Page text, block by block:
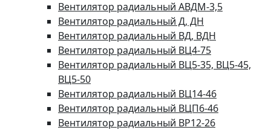
Вентилятор радиальный АВДМ-3,5
Вентилятор радиальный Д, ДН
Вентилятор радиальный ВД, ВДН
Вентилятор радиальный ВЦ4-75
Вентилятор радиальный ВЦ5-35, ВЦ5-45,
ВЦ5-50
Вентилятор радиальный ВЦ14-46
Вентилятор радиальный ВЦП6-46
Вентилятор радиальный ВР12-26